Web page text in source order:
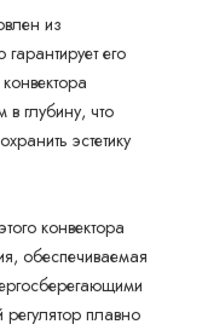
из
его
глубину, что
эстетику
конвектора
обеспечиваемая
плавно